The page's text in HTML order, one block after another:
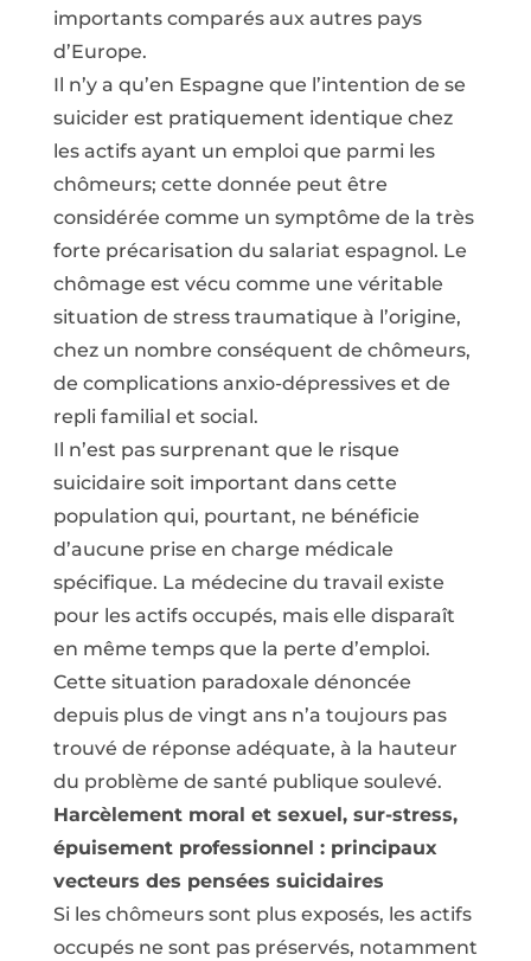
importants comparés aux autres pays
d’Europe.
Il n’y a qu’en Espagne que l’intention de se
suicider est pratiquement identique chez
les actifs ayant un emploi que parmi les
chômeurs; cette donnée peut être
considérée comme un symptôme de la très
forte précarisation du salariat espagnol. Le
chômage est vécu comme une véritable
situation de stress traumatique à l’origine,
chez un nombre conséquent de chômeurs,
de complications anxio-dépressives et de
repli familial et social.
Il n’est pas surprenant que le risque
suicidaire soit important dans cette
population qui, pourtant, ne bénéficie
d’aucune prise en charge médicale
spécifique. La médecine du travail existe
pour les actifs occupés, mais elle disparaît
en même temps que la perte d’emploi.
Cette situation paradoxale dénoncée
depuis plus de vingt ans n’a toujours pas
trouvé de réponse adéquate, à la hauteur
du problème de santé publique soulevé.
Harcèlement moral et sexuel, sur-stress,
épuisement professionnel : principaux
vecteurs des pensées suicidaires
Si les chômeurs sont plus exposés, les actifs
occupés ne sont pas préservés, notamment